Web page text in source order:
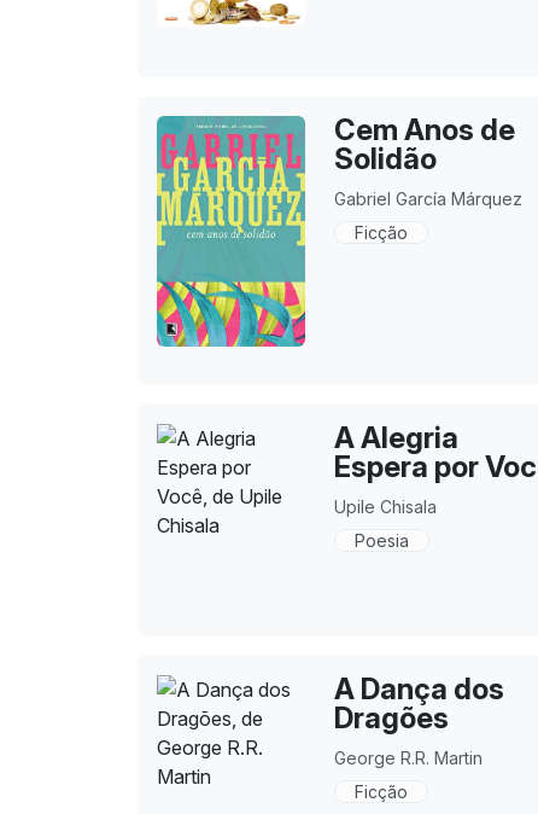
Cem Anos de
Solidão
Gabriel García Márquez
Ficção
A Alegria
Espera por
Upile Chisala
Poesia
A Dança dos
Dragões
George R.R. Martin
Ficção